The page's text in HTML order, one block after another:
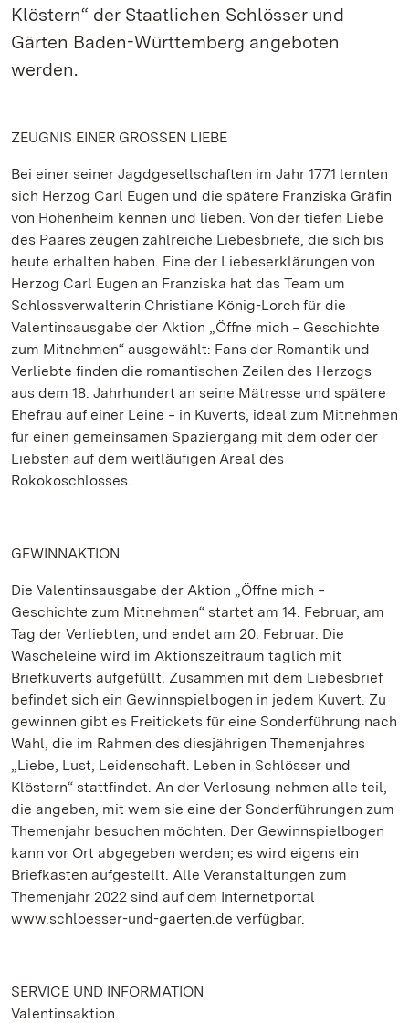
Klöstern“ der Staatlichen Schlösser und
Gärten Baden-Württemberg angeboten
werden.
ZEUGNIS EINER GROSSEN LIEBE
Bei einer seiner Jagdgesellschaften im Jahr 1771 lernten
sich Herzog Carl Eugen und die spätere Franziska Gräfin
von Hohenheim kennen und lieben. Von der tiefen Liebe
des Paares zeugen zahlreiche Liebesbriefe, die sich bis
heute erhalten haben. Eine der Liebeserklärungen von
Herzog Carl Eugen an Franziska hat das Team um
Schlossverwalterin Christiane König-Lorch für die
Valentinsausgabe der Aktion „Öffne mich ‒ Geschichte
zum Mitnehmen“ ausgewählt: Fans der Romantik und
Verliebte finden die romantischen Zeilen des Herzogs
aus dem 18. Jahrhundert an seine Mätresse und spätere
Ehefrau auf einer Leine ‒ in Kuverts, ideal zum Mitnehmen
für einen gemeinsamen Spaziergang mit dem oder der
Liebsten auf dem weitläufigen Areal des
Rokokoschlosses.
GEWINNAKTION
Die Valentinsausgabe der Aktion „Öffne mich ‒
Geschichte zum Mitnehmen“ startet am 14. Februar, am
Tag der Verliebten, und endet am 20. Februar. Die
Wäscheleine wird im Aktionszeitraum täglich mit
Briefkuverts aufgefüllt. Zusammen mit dem Liebesbrief
befindet sich ein Gewinnspielbogen in jedem Kuvert. Zu
gewinnen gibt es Freitickets für eine Sonderführung nach
Wahl, die im Rahmen des diesjährigen Themenjahres
„Liebe, Lust, Leidenschaft. Leben in Schlösser und
Klöstern“ stattfindet. An der Verlosung nehmen alle teil,
die angeben, mit wem sie eine der Sonderführungen zum
Themenjahr besuchen möchten. Der Gewinnspielbogen
kann vor Ort abgegeben werden; es wird eigens ein
Briefkasten aufgestellt. Alle Veranstaltungen zum
Themenjahr 2022 sind auf dem Internetportal
www.schloesser-und-gaerten.de verfügbar.
SERVICE UND INFORMATION
Valentinsaktion